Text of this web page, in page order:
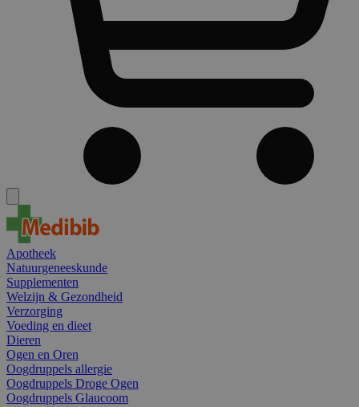
Apotheek
Natuurgeneeskunde
Supplementen
Welzijn & Gezondheid
Verzorging
Voeding en dieet
Dieren
Ogen en Oren
Oogdruppels allergie
Oogdruppels Droge Ogen
Oogdruppels Glaucoom